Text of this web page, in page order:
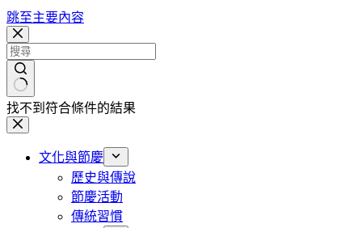
跳至主要內容
找不到符合條件的結果
文化與節慶
歷史與傳說
節慶活動
傳統習慣